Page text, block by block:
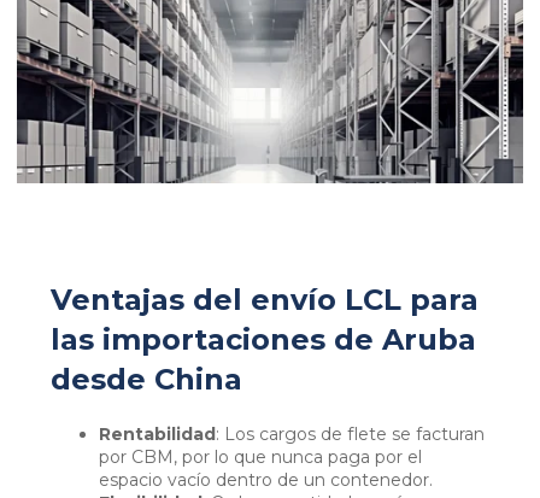
Ventajas del envío LCL para
las importaciones de Aruba
desde China
Rentabilidad: Los cargos de flete se facturan
por CBM, por lo que nunca paga por el
espacio vacío dentro de un contenedor.